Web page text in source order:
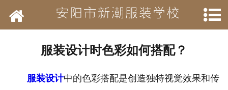
网站首页
服装设计时色彩如何搭配？
服装设计中的色彩搭配是创造独特视觉效果和传